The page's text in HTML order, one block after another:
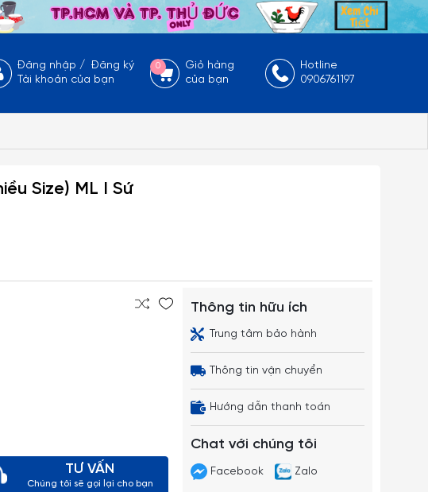
Đăng nhập /Đăng ký
Tài khoản của bạn
0
Giỏ hàng
của bạn
Hotline
0906761197
Size) ML I Sứ
TƯ VẤN
Chúng tôi sẽ gọi lại cho bạn
Thông tin hữu ích
Trung tâm bảo hành
Thông tin vận chuyển
Hướng dẫn thanh toán
Chat với chúng tôi
Facebook Zalo